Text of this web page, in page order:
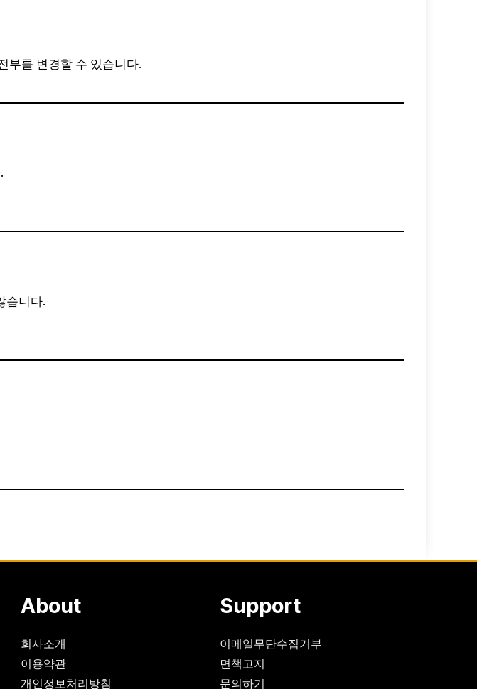
부를 변경할 수 있습니다.
습니다.
About
회사소개
이용약관
개인정보처리방침
Support
이메일무단수집거부
면책고지
문의하기